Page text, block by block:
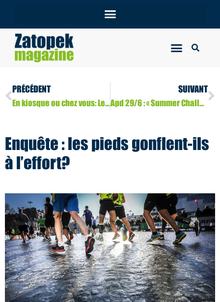
PRÉCÉDENT
En kiosque ou chez vous: Le Zatopek Magazine n°78
SUIVANT
Apd 29/6 : « Summer Challenge » 6,4 km d’effort et 1 190 m de dénivelé aux Plans-sur-Bex (Suisse)
Enquête : les pieds gonflent-ils
à l’effort?